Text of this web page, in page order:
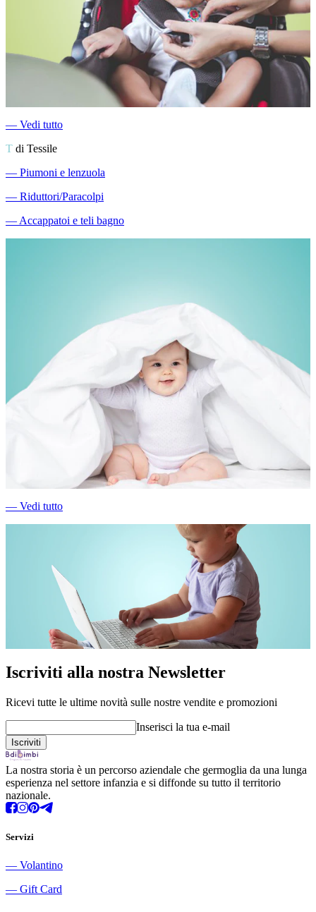
― Vedi tutto
T di Tessile
― Piumoni e lenzuola
― Riduttori/Paracolpi
―Accappatoi e teli bagno
― Vedi tutto
Iscriviti alla nostra Newsletter
Ricevi tutte le ultime novità sulle nostre vendite e promozioni
Inserisci la tua e-mail
La nostra storia è un percorso aziendale che germoglia da una lunga
esperienza nel settore infanzia e si diffonde su tutto il territorio
nazionale.
Servizi
― Volantino
― Gift Card